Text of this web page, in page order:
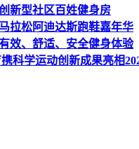
新型社区百姓健身房
拉松阿迪达斯跑鞋嘉年华
效、舒适、安全健身体验
科学运动创新成果亮相